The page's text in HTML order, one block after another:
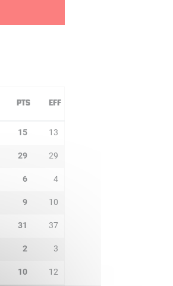
PTS EFF
15 13
29 29
6 4
9 10
31 37
2 3
10 12